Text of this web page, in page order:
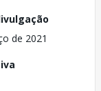
de 2021